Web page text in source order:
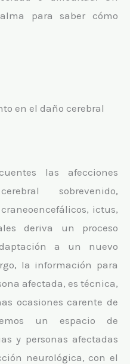
para saber cómo
en el daño cerebral
las afecciones
sobrevenido,
ictus,
deriva un proceso
a un nuevo
la información para
afectada, es técnica,
ocasiones carente de
un espacio de
y personas afectadas
neurológica, con el